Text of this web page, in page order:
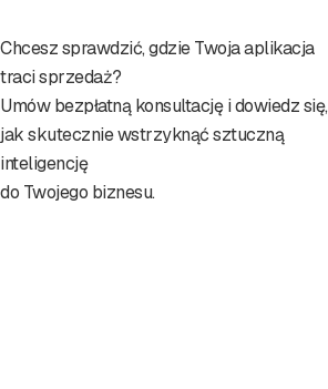
Chcesz sprawdzić, gdzie Twoja aplikacja
traci sprzedaż?
Umów bezpłatną konsultację i dowiedz się,
jak skutecznie wstrzyknąć sztuczną
inteligencję
do Twojego biznesu.